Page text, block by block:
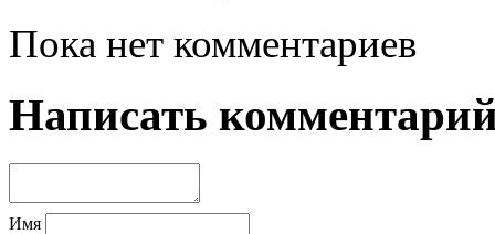
Пока нет комментариев
Написать
Имя